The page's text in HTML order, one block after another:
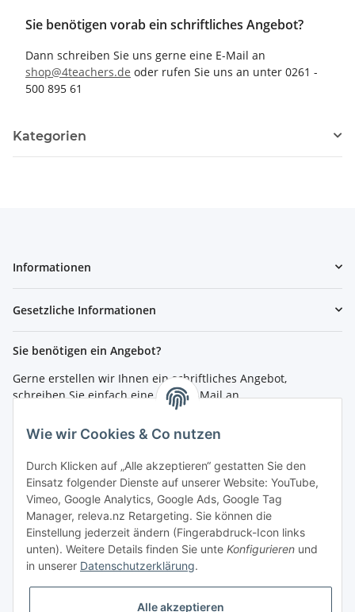
Sie benötigen vorab ein schriftliches Angebot?
Dann schreiben Sie uns gerne eine E-Mail an
shop@4teachers.de oder rufen Sie uns an unter 0261 -
500 895 61
Kategorien
Informationen
Gesetzliche Informationen
Sie benötigen ein Angebot?
Gerne erstellen wir Ihnen ein schriftliches Angebot,
schreiben Sie einfach eine kurze E-Mail an
Bestellen per Fax oder Tel:
Tel.: 0261 / 50089561
Fax: 0261 / 50089555
So erreichen Sie uns
Shop.4teachers.de
Maximinstraße 1
56072 Koblenz
Tel.: 0261 / 50089561
Wie wir Cookies & Co nutzen
Durch Klicken auf „Alle akzeptieren“ gestatten Sie den
Einsatz folgender Dienste auf unserer Website: YouTube,
Vimeo, Google Analytics, Google Ads, Google Tag
Manager, releva.nz Retargeting. Sie können die
Einstellung jederzeit ändern (Fingerabdruck-Icon links
unten). Weitere Details finden Sie unte Konfigurieren und
in unserer Datenschutzerklärung.
Alle akzeptieren